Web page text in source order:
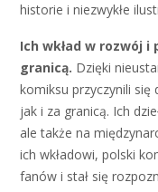
historie i niezwykłe
Ich wkład w rozwój
granicą. Dzięki
komiksu przyczynili
jak i za granicą. Ich
ale także na
ich wkładowi, polski
fanów i stał się